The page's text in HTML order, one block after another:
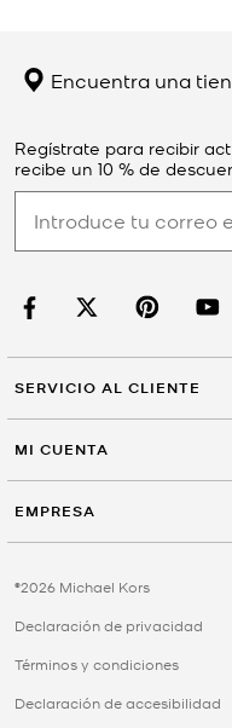
Encuentra una
Regístrate para recibir
recibe un 10 % de
SERVICIO AL CLIENTE
MI CUENTA
EMPRESA
©2026 Michael Kors
Declaración de privacidad
Términos y condiciones
Declaración de accesibilidad